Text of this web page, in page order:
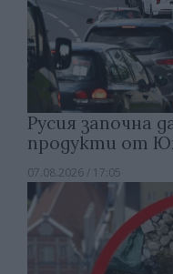
Русия започна
продукти от
07.08.2026 / 17:05